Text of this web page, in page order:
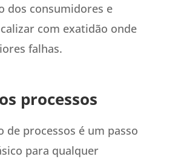
dos consumidores e
com exatidão onde
falhas.
processos
de processos é um passo
para qualquer